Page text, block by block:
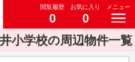
閲覧履歴
0
お気に入り
0
メニュー
小学校の周辺物件一覧